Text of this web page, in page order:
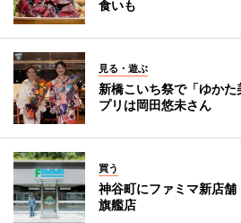
食いも
見る・遊ぶ
新橋こいち祭で「ゆか
プリは岡田悠未さん
買う
神谷町にファミマ新店
旗艦店